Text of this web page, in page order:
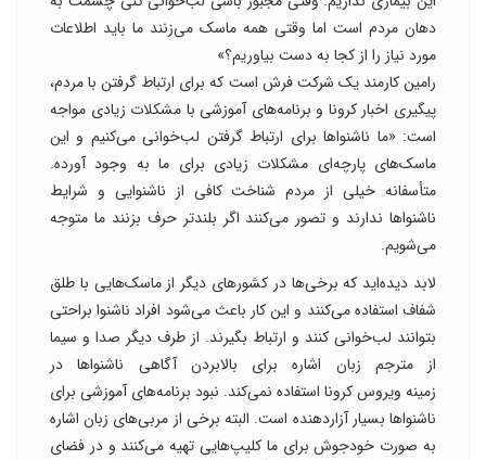
دهان مردم است اما وقتی همه ماسک می‌زنند ما باید اطلاعات
مورد نیاز را از کجا به دست بیاوریم؟»
رامین کارمند یک شرکت‌ فرش است که برای ارتباط گرفتن با مردم،
پیگیری اخبار کرونا و برنامه‌های آموزشی با مشکلات زیادی مواجه
است: «ما ناشنواها برای ارتباط گرفتن لب‌خوانی می‌کنیم و این
ماسک‌های پارچه‌ای مشکلات زیادی برای ما به وجود آورده.
متأسفانه خیلی از مردم شناخت کافی از ناشنوایی و شرایط
ناشنواها ندارند و تصور می‌کنند اگر بلندتر حرف بزنند ما متوجه
می‌شویم.
لابد دیده‌اید که برخی‌ها در کشورهای دیگر از ماسک‌هایی با طلق
شفاف استفاده می‌کنند و این کار باعث می‌شود افراد ناشنوا براحتی
بتوانند لب‌خوانی کنند و ارتباط بگیرند. از طرف دیگر صدا و سیما
از مترجم زبان اشاره برای بالابردن آگاهی ناشنواها در
زمینه ویروس کرونا استفاده نمی‌کند. نبود برنامه‌های آموزشی برای
ناشنواها بسیار آزاردهنده است. البته برخی از مربی‌های زبان اشاره
به صورت خودجوش برای ما کلیپ‌هایی تهیه می‌کنند و در فضای